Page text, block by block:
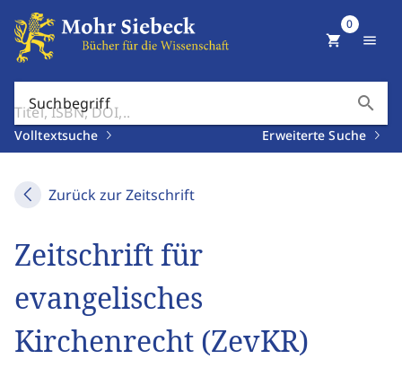
Suchbegriff search
Volltextsuche Erweiterte Suche
shopping_cart
0
menu
Zurück zur Zeitschrift
Zeitschrift für
evangelisches
Kirchenrecht (ZevKR)